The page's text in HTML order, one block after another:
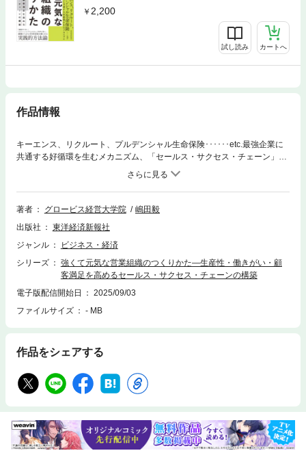
2,200
試し読み カートへ
作品情報
キーエンス、リクルート、プルデンシャル生命保険･･････etc.最強企業に
共通する好循環を生むメカニズム、「セールス・サクセス・チェーン」を
構築すれば生産性・働きがい・顧客満足がいっきに高まる！！「離職率が
高い」「モチベーションが上がらない」「効率が悪い」課題だらけの営業
現場を蘇らせる実践的方法論！
著者
グロービス経営大学院
嶋田毅
出版社
東洋経済新報社
ジャンル
ビジネス・経済
シリーズ
強くて元気な営業組織のつくりかた―生産性・働きがい・顧
客満足を高めるセールス・サクセス・チェーンの構築
電子版配信開始日
2025/09/03
ファイルサイズ
- MB
作品をシェアする